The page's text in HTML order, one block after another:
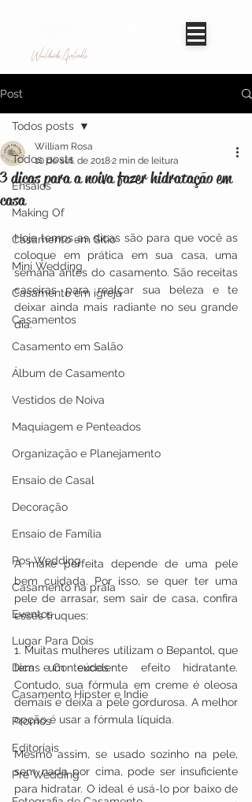
Worldwide Avaliable
Post
Todos posts
Ensaios
Making Of
Casamento em Sítio
Mini Wedding
Casamento em igreja
Casamentos
Casamento em Salão
Álbum de Casamento
Vestidos de Noiva
Maquiagem e Penteados
Organização e Planejamento
Ensaio de Casal
Decoração
Ensaio de Família
Pos Wedding
Casamento na praia
Eventos
Lugar Para Dois
Dicas e Conteúdos
Casamento Hipster e Indie
Promos
Editoriais
Pre Wedding
Todos posts
3 dicas para a noiva fazer hidratação em
casa
William Rosa
10 de set. de 20182 min de leitura
Hoje temos as dicas são para que você as
coloque em prática em sua casa, uma
semana antes do casamento. São receitas
caseiras para realçar sua beleza e te
deixar ainda mais radiante no seu grande
dia.
A make perfeita depende de uma pele
bem cuidada. Por isso, se quer ter uma
pele de arrasar, sem sair de casa, confira
esses truques:
1. Muitas mulheres utilizam o Bepantol, que
tem um excelente efeito hidratante.
Contudo, sua fórmula em creme é oleosa
demais e deixa a pele gordurosa. A melhor
opção é usar a fórmula líquida.
Mesmo assim, se usado sozinho na pele,
sem nada por cima, pode ser insuficiente
para hidratar. O ideal é usá-lo por baixo de